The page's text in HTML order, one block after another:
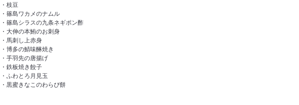
・枝豆
・篠島ワカメのナムル
・篠島シラスの九条ネギポン酢
・大伸の本鮪のお刺身
・馬刺し上赤身
・博多の鯖味醂焼き
・手羽先の唐揚げ
・鉄板焼き餃子
・ふわとろ月見玉
・黒蜜きなこのわらび餅